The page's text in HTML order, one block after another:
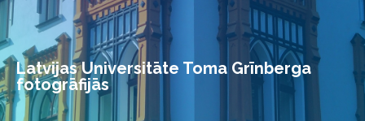
Latvijas Universitāte Toma Grīnberga
fotogrāfijās